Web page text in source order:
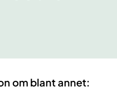
om blant annet: